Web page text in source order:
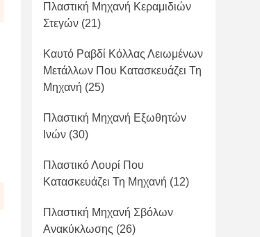
Πλαστική Μηχανή Κεραμιδιών
Στεγών (21)
Καυτό Ραβδί Κόλλας Λειωμένων
Μετάλλων Που Κατασκευάζει Τη
Μηχανή (25)
Πλαστική Μηχανή Εξωθητών
Ινών (30)
Πλαστικό Λουρί Που
Κατασκευάζει Τη Μηχανή (12)
Πλαστική Μηχανή Σβόλων
Ανακύκλωσης (26)